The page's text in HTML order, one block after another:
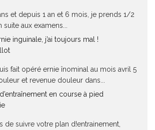
et depuis 1 an et 6 mois, je prends 1/2
aux examens...
inguinale, j’ai toujours mal !
fait opéré ernie înominal au mois avril 5
et revenue douleur dans...
en course à pied
de suivre votre plan d!entrainement,